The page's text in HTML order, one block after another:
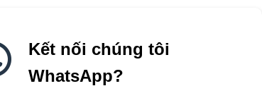
Kết nối chúng tôi
WhatsApp?